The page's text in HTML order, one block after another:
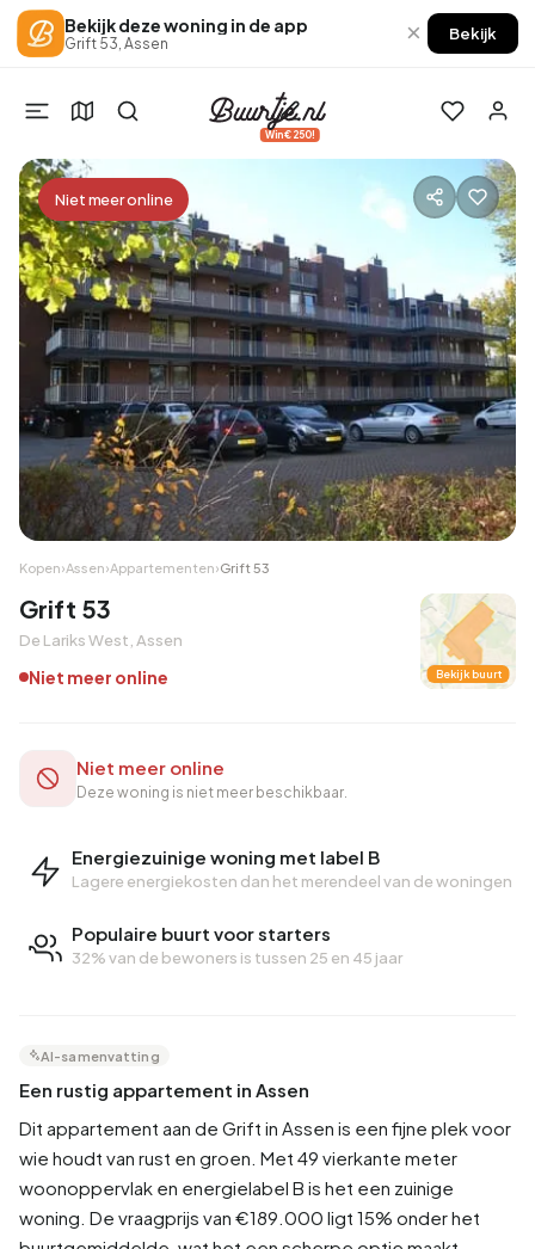
Bekijk deze woning in de app
Grift 53, Assen × Bekijk
Win €250!
Niet meer online
Kopen›Assen›Appartementen›Grift 53
Grift 53
De Lariks West, Assen
Niet meer online Bekijk buurt
Energiezuinige woning met label B
Lagere energiekosten dan het merendeel van de woningen
Populaire buurt voor starters
32% van de bewoners is tussen 25 en 45 jaar
AI-samenvatting
Een rustig appartement in Assen
Dit appartement aan de Grift in Assen is een fijne plek voor
wie houdt van rust en groen. Met 49 vierkante meter
woonoppervlak en energielabel B is het een zuinige
woning. De vraagprijs van €189.000 ligt 15% onder het
Niet meer online
Deze woning is niet meer beschikbaar.